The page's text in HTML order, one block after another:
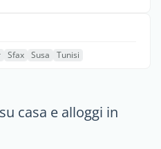
Sfax Susa Tunisi
casa e alloggi in